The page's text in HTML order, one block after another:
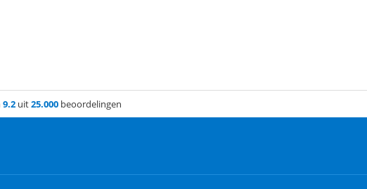
9.2uit25.000beoordelingen